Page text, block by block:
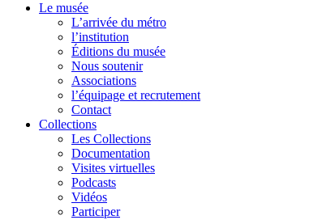
Le musée
L’arrivée du métro
l’institution
Éditions du musée
Nous soutenir
Associations
l’équipage et recrutement
Contact
Collections
Les Collections
Documentation
Visites virtuelles
Podcasts
Vidéos
Participer